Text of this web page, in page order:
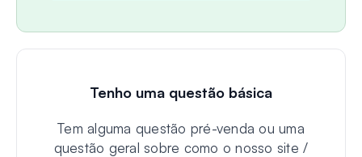
Tenho uma questão básica
Tem alguma questão pré-venda ou uma
questão geral sobre como o nosso site /